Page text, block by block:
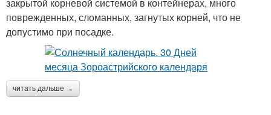
поврежденных, сломанных, загнутых корней, что не
допустимо при посадке.
читать дальше →